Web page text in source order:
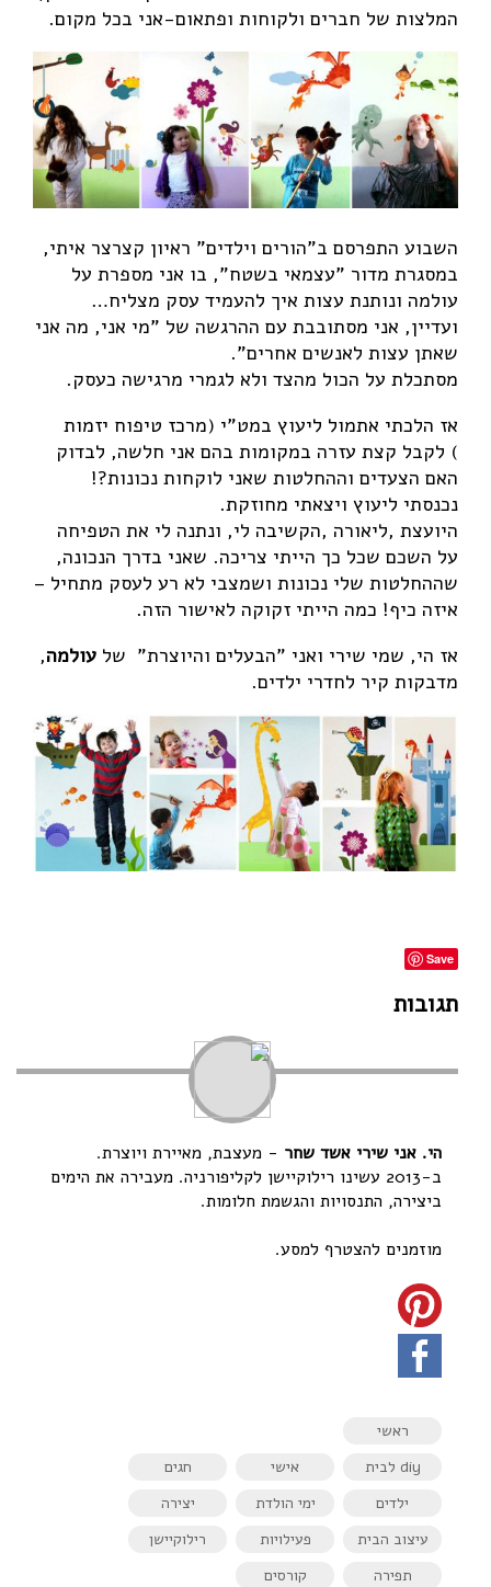
המלצות של חברים ולקוחות ופתאום-אני בכל מקום.
השבוע התפרסם ב"הורים וילדים" ראיון קצרצר איתי,
במסגרת מדור "עצמאי בשטח", בו אני מספרת על
עולמה ונותנת עצות איך להעמיד עסק מצליח…
ועדיין, אני מסתובבת עם ההרגשה של "מי אני, מה אני
שאתן עצות לאנשים אחרים".
מסתכלת על הכול מהצד ולא לגמרי מרגישה כעסק.
אז הלכתי אתמול ליעוץ במט"י (מרכז טיפוח יזמות
) לקבל קצת עזרה במקומות בהם אני חלשה, לבדוק
האם הצעדים וההחלטות שאני לוקחות נכונות?!
נכנסתי ליעוץ ויצאתי מחוזקת.
היועצת ,ליאורה ,הקשיבה לי, ונתנה לי את הטפיחה
על השכם שכל כך הייתי צריכה. שאני בדרך הנכונה,
שההחלטות שלי נכונות ושמצבי לא רע לעסק מתחיל –
איזה כיף! כמה הייתי זקוקה לאישור הזה.
אז הי, שמי שירי ואני "הבעלים והיוצרת" של עולמה,
מדבקות קיר לחדרי ילדים.
Save
תגובות
הי. אני שירי אשד שחר - מעצבת, מאיירת ויוצרת.
ב-2013 עשינו רילוקיישן לקליפורניה. מעבירה את הימים
ביצירה, התנסויות והגשמת חלומות.
מוזמנים להצטרף למסע.
ראשי
diy לבית
אישי
חגים
ילדים
ימי הולדת
יצירה
עיצוב הבית
פעילויות
רילוקיישן
תפירה
קורסים